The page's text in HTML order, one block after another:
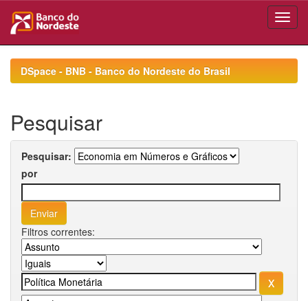
navigationDSpace - BNB - Banco do Nordeste do Brasil
Pesquisar
Pesquisar:
por
Filtros correntes: